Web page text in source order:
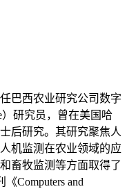
巴西农业研究公司数字
）研究员，曾在美国哈
后研究。其研究聚焦人
机监测在农业领域的应
畜牧监测等方面取得了
《Computers and